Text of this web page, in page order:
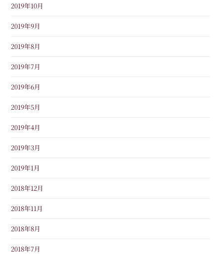
2019年10月
2019年9月
2019年8月
2019年7月
2019年6月
2019年5月
2019年4月
2019年3月
2019年1月
2018年12月
2018年11月
2018年8月
2018年7月